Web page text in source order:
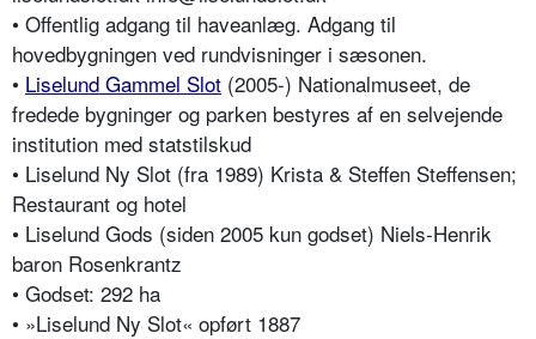
• Offentlig adgang til haveanlæg. Adgang til
hovedbygningen ved rundvisninger i sæsonen.
• Liselund Gammel Slot (2005-) Nationalmuseet, de
fredede bygninger og parken bestyres af en selvejende
institution med statstilskud
• Liselund Ny Slot (fra 1989) Krista & Steffen Steffensen;
Restaurant og hotel
• Liselund Gods (siden 2005 kun godset) Niels-Henrik
baron Rosenkrantz
• Godset: 292 ha
• »Liselund Ny Slot« opført 1887